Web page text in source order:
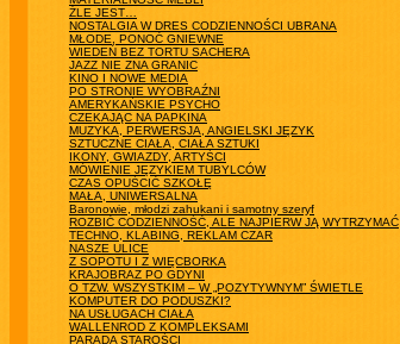
ŹLE JEST…
NOSTALGIA W DRES CODZIENNOŚCI UBRANA
MŁODE, PONOĆ GNIEWNE
WIEDEŃ BEZ TORTU SACHERA
JAZZ NIE ZNA GRANIC
KINO I NOWE MEDIA
PO STRONIE WYOBRAŹNI
AMERYKAŃSKIE PSYCHO
CZEKAJĄC NA PAPKINA
MUZYKA, PERWERSJA, ANGIELSKI JĘZYK
SZTUCZNE CIAŁA, CIAŁA SZTUKI
IKONY, GWIAZDY, ARTYŚCI
MÓWIENIE JĘZYKIEM TUBYLCÓW
CZAS OPUŚCIĆ SZKOŁĘ
MAŁA, UNIWERSALNA
Baronowie, młodzi zahukani i samotny szeryf
ROZBIĆ CODZIENNOŚĆ, ALE NAJPIERW JĄ WYTRZYMAĆ
TECHNO, KLABING, REKLAM CZAR
NASZE ULICE
Z SOPOTU I Z WIĘCBORKA
KRAJOBRAZ PO GDYNI
O TZW. WSZYSTKIM – W „POZYTYWNYM” ŚWIETLE
KOMPUTER DO PODUSZKI?
NA USŁUGACH CIAŁA
WALLENROD Z KOMPLEKSAMI
PARADA STAROŚCI